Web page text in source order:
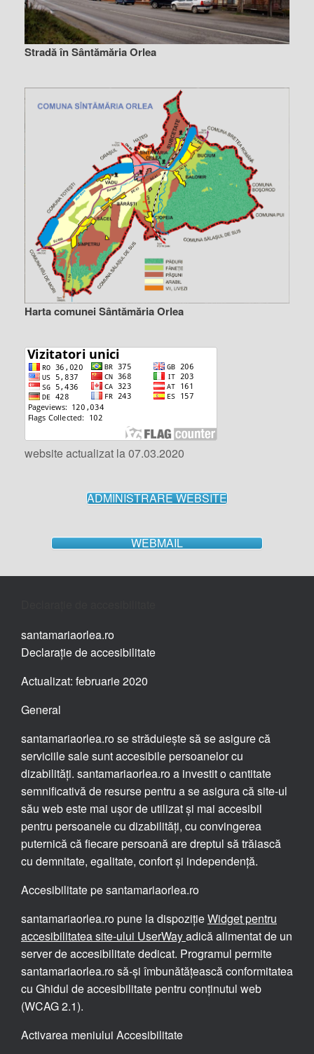
Stradă în Sântămăria Orlea
Harta comunei Sântămăria Orlea
website actualizat la 07.03.2020
ADMINISTRARE WEBSITE
WEBMAIL
santamariaorlea.ro
Declarație de accesibilitate
Actualizat: februarie 2020
General
santamariaorlea.ro se străduiește să se asigure că
serviciile sale sunt accesibile persoanelor cu
dizabilități. santamariaorlea.ro a investit o cantitate
semnificativă de resurse pentru a se asigura că site-ul
său web este mai ușor de utilizat și mai accesibil
pentru persoanele cu dizabilități, cu convingerea
puternică că fiecare persoană are dreptul să trăiască
cu demnitate, egalitate, confort și independență.
Accesibilitate pe santamariaorlea.ro
santamariaorlea.ro pune la dispozițieWidget pentru
accesibilitatea site-ului UserWayadică alimentat de un
server de accesibilitate dedicat. Programul permite
santamariaorlea.ro să-și îmbunătățească conformitatea
cu Ghidul de accesibilitate pentru conținutul web
(WCAG 2.1).
Activarea meniului Accesibilitate